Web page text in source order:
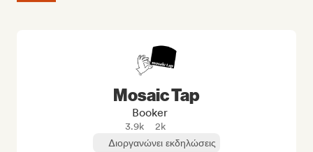
Mosaic Tap
Booker
3.9k
2k
Διοργανώνει εκδηλώσεις